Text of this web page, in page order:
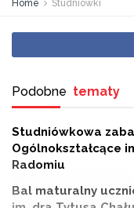
Home Studniówki
Podobne tematy
Studniówkowa
Ogólnokształcące
Radomiu
Bal maturalny